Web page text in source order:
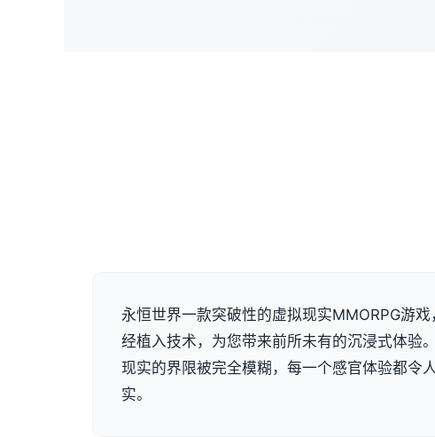
永恒世界一款突破性的虚拟现实MMORPG游
经植入技术，为您带来前所未有的沉浸式体验
现实的界限被完全模糊，每一个感官体验都令
实。